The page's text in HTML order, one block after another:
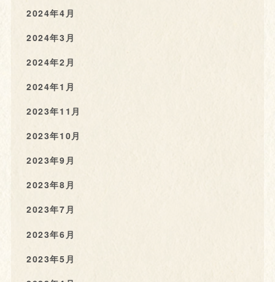
2024年4月
2024年3月
2024年2月
2024年1月
2023年11月
2023年10月
2023年9月
2023年8月
2023年7月
2023年6月
2023年5月